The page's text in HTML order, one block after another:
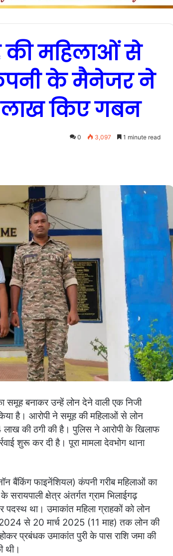
की महिलाओं से
के मैनेजर ने
लाख किए गबन
0 3,097 1 minute read
समूह बनाकर उन्हें लोन देने वाली एक निजी
है। आरोपी ने समूह की महिलाओं से लोन
की ठगी की है। पुलिस ने आरोपी के खिलाफ
शुरू कर दी है। पूरा मामला देवभोग थाना
बैंकिंग फाइनेंशियल) कंपनी गरीब महिलाओं का
क्षेत्र अंतर्गत ग्राम भिलाईगढ़
पदस्थ था। उमाकांत महिला ग्राहकों को लोन
से 20 मार्च 2025 (11 माह) तक लोन की
प्रबंधक उमाकांत पुरी के पास राशि जमा की
थी।